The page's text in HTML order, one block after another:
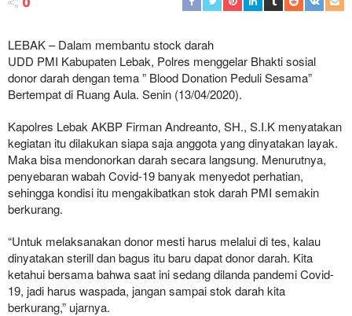
LEBAK – Dalam membantu stock darah
UDD PMI Kabupaten Lebak, Polres menggelar Bhakti sosial
donor darah dengan tema ” Blood Donation Peduli Sesama”
Bertempat di Ruang Aula. Senin (13/04/2020).
Kapolres Lebak AKBP Firman Andreanto, SH., S.I.K menyatakan
kegiatan itu dilakukan siapa saja anggota yang dinyatakan layak.
Maka bisa mendonorkan darah secara langsung. Menurutnya,
penyebaran wabah Covid-19 banyak menyedot perhatian,
sehingga kondisi itu mengakibatkan stok darah PMI semakin
berkurang.
“Untuk melaksanakan donor mesti harus melalui di tes, kalau
dinyatakan sterill dan bagus itu baru dapat donor darah. Kita
ketahui bersama bahwa saat ini sedang dilanda pandemi Covid-
19, jadi harus waspada, jangan sampai stok darah kita
berkurang,” ujarnya.